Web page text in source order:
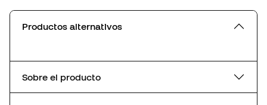
Productos alternativos
Sobre el producto